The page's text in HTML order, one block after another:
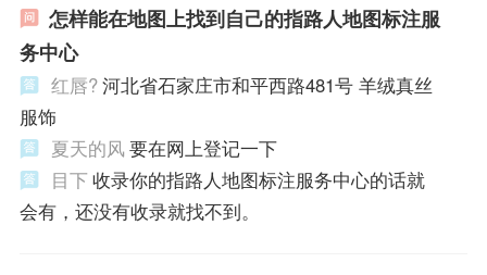
怎样能在地图上找到自己的指路人地图标注服
务中心
红唇?河北省石家庄市和平西路481号 羊绒真丝
服饰
夏天的风 要在网上登记一下
目下收录你的指路人地图标注服务中心的话就
会有，还没有收录就找不到。